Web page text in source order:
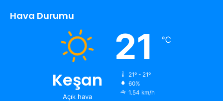
Hava Durumu
Keşan
Açık hava
21 ℃
21º - 21º
60%
1.54 km/h